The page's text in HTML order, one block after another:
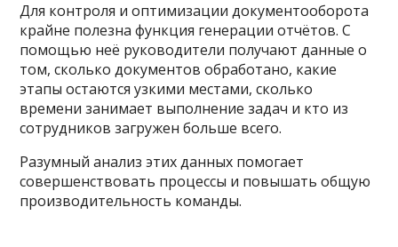
Для контроля и оптимизации документооборота
крайне полезна функция генерации отчётов. С
помощью неё руководители получают данные о
том, сколько документов обработано, какие
этапы остаются узкими местами, сколько
времени занимает выполнение задач и кто из
сотрудников загружен больше всего.
Разумный анализ этих данных помогает
совершенствовать процессы и повышать общую
производительность команды.